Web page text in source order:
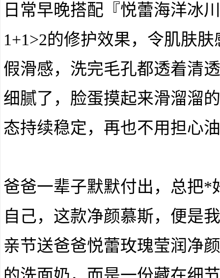
日常早晚搭配『悦蕾海洋冰
1+1>2的修护效果，令肌肤
假滑感，洗完毛孔都透着清
细腻了，脸蛋摸起来滑溜溜
态持续稳定，再也不用担心
爸爸一辈子默默付出，总把*
自己，这款净颜慕斯，便是
亲节送爸爸悦蕾玫瑰莹润净